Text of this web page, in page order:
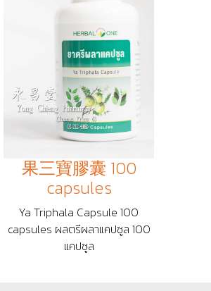
果三寶膠囊 100
capsules
Ya Triphala Capsule 100
capsules ผลตรีผลาแคปซูล 100
แคปซูล